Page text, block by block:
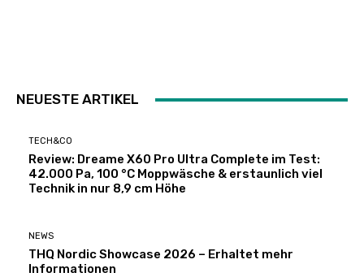
NEUESTE ARTIKEL
TECH&CO
Review: Dreame X60 Pro Ultra Complete im Test:
42.000 Pa, 100 °C Moppwäsche & erstaunlich viel
Technik in nur 8,9 cm Höhe
NEWS
THQ Nordic Showcase 2026 – Erhaltet mehr
Informationen